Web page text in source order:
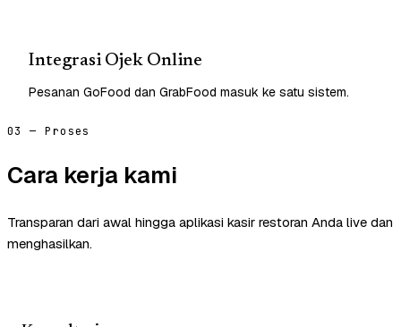
Integrasi Ojek Online
Pesanan GoFood dan GrabFood masuk ke satu sistem.
03 — Proses
Cara kerja kami
Transparan dari awal hingga aplikasi kasir restoran Anda live dan
menghasilkan.